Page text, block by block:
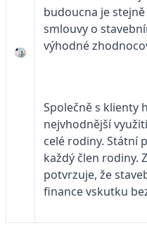
budoucna je
smlouvy o
výhodné
Společně s klienty
nejvhodnější
celé rodiny. Státní
každý člen rodiny.
potvrzuje, že
finance vskutku